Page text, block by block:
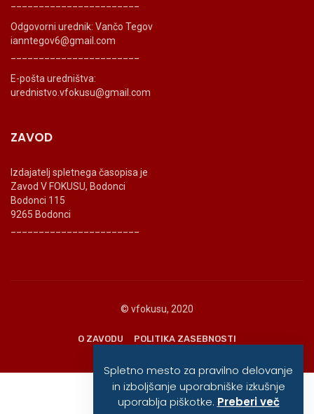
Odgovorni urednik: Vančo Tegov
ianntegov6@gmail.com
E-pošta uredništva:
urednistvo.vfokusu@gmail.com
ZAVOD
Izdajatelj spletnega časopisa je
Zavod V FOKUSU, Bodonci
Bodonci 115
9265 Bodonci
© vfokusu, 2020
O ZAVODU POLITIKA ZASEBNOSTI
Spletno mesto za pravilno delovanje
in izboljšanje uporabniške izkušnje
uporablja piškotke. Preberi več